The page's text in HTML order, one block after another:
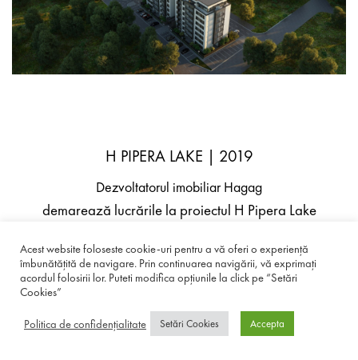
H PIPERA LAKE | 2019
Dezvoltatorul imobiliar Hagag
demarează lucrările la proiectul H Pipera Lake
Acest website foloseste cookie-uri pentru a vă oferi o experiență
îmbunătățită de navigare. Prin continuarea navigării, vă exprimați
acordul folosirii lor. Puteti modifica opțiunile la click pe “Setări
Cookies”
Politica de confidențialitate Setări Cookies Accepta